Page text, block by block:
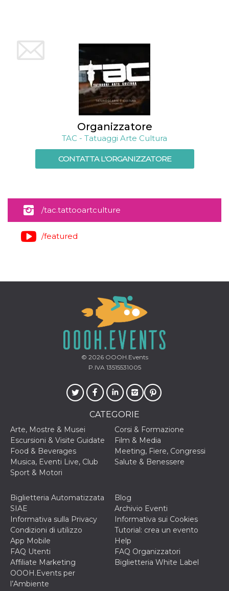
Organizzatore
TAC - Tatuaggi Arte Cultura
CONTATTA L'ORGANIZZATORE
/tac.tattooartculture
/featured
© 2026OOOH.Events
P.IVA 13515531005
CATEGORIE
Arte, Mostre & Musei
Corsi & Formazione
Escursioni & Visite Guidate
Film & Media
Food & Beverages
Meeting, Fiere, Congressi
Musica, Eventi Live, Club
Salute & Benessere
Sport & Motori
Biglietteria Automatizzata
SIAE
Blog
Archivio Eventi
Informativa sulla Privacy
Informativa sui Cookies
Condizioni di utilizzo
Tutorial: crea un evento
App Mobile
Help
FAQ Utenti
FAQ Organizzatori
Affiliate Marketing
Biglietteria White Label
OOOH.Events per
l’Ambiente